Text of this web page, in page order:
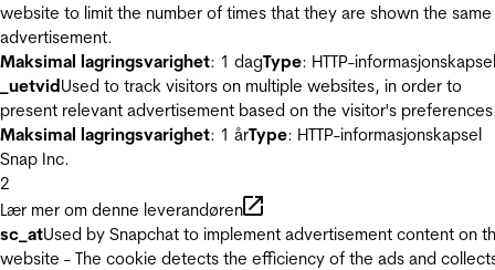
website to limit the number of times that they are shown the same
advertisement.
Maksimal lagringsvarighet: 1 dagType: HTTP-informasjonskapsel
_uetvidUsed to track visitors on multiple websites, in order to
present relevant advertisement based on the visitor's
Maksimal lagringsvarighet: 1 årType: HTTP-informasjonskapsel
Snap Inc.
2
Lær mer om denne leverandøren
sc_atUsed by Snapchat to implement advertisement content on
website - The cookie detects the efficiency of the ads and